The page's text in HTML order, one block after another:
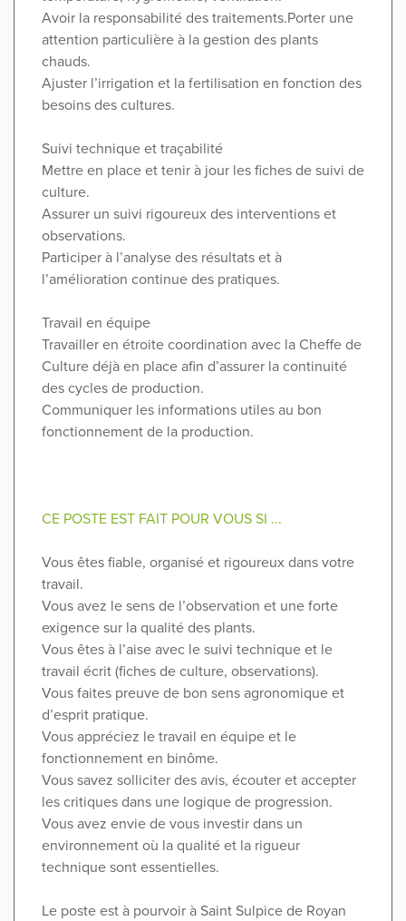
Avoir la responsabilité des traitements.Porter une
attention particulière à la gestion des plants
chauds.
Ajuster l’irrigation et la fertilisation en fonction des
besoins des cultures.
Suivi technique et traçabilité
Mettre en place et tenir à jour les fiches de suivi de
culture.
Assurer un suivi rigoureux des interventions et
observations.
Participer à l’analyse des résultats et à
l’amélioration continue des pratiques.
Travail en équipe
Travailler en étroite coordination avec la Cheffe de
Culture déjà en place afin d’assurer la continuité
des cycles de production.
Communiquer les informations utiles au bon
fonctionnement de la production.
CE POSTE EST FAIT POUR VOUS SI ...
Vous êtes fiable, organisé et rigoureux dans votre
travail.
Vous avez le sens de l’observation et une forte
exigence sur la qualité des plants.
Vous êtes à l’aise avec le suivi technique et le
travail écrit (fiches de culture, observations).
Vous faites preuve de bon sens agronomique et
d’esprit pratique.
Vous appréciez le travail en équipe et le
fonctionnement en binôme.
Vous savez solliciter des avis, écouter et accepter
les critiques dans une logique de progression.
Vous avez envie de vous investir dans un
environnement où la qualité et la rigueur
technique sont essentielles.
Le poste est à pourvoir à Saint Sulpice de Royan